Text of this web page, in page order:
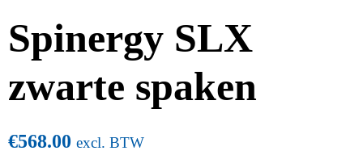
Spinergy SLX
zwarte spaken
€568.00 excl. BTW